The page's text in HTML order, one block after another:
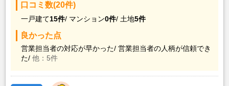
口コミ数(20件)
一戸建て15件/ マンション0件/ 土地5件
良かった点
営業担当者の対応が早かった/ 営業担当者の人柄が信頼でき
た/ 他：5件